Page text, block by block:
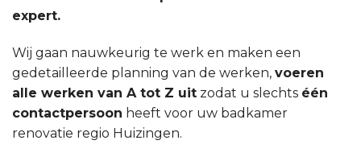
expert.
Wij gaan nauwkeurig te werk en maken een
gedetailleerde planning van de werken, voeren
alle werken van A tot Z uit zodat u slechts één
contactpersoon heeft voor uw badkamer
renovatie regio Huizingen.